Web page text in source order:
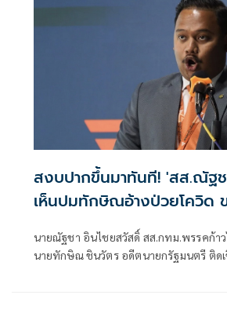
สงบปากขึ้นมาทันที! 'สส.ณัฐช
เห็นปมทักษิณอ้างป่วยโควิด
นายณัฐชา อินไชยสวัสดิ์ สส.กทม.พรรคก้า
นายทักษิณ ชินวัตร อดีตนายกรัฐมนตรี ติด